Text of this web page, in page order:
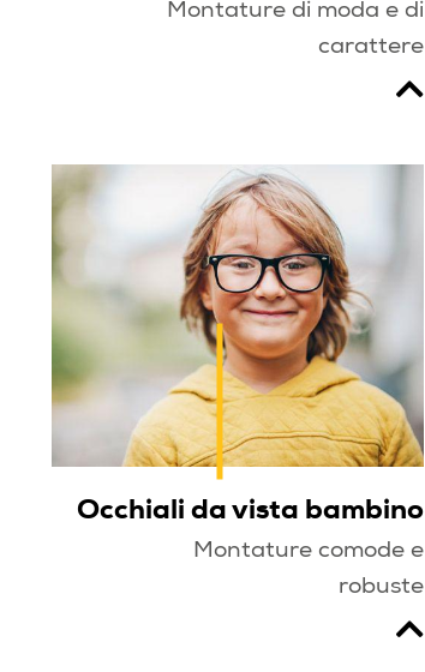
Montature di moda e di
carattere
Occhiali da vista bambino
Montature comode e
robuste